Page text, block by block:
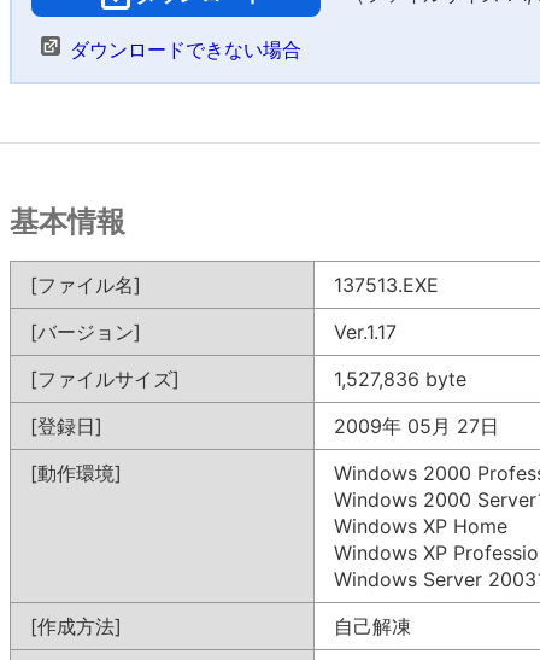
ダウンロードできない場合
基本情報
[ファイル名]
137513.EXE
[バージョン]
Ver.1.17
[ファイルサイズ]
1,527,836 byte
[登録日]
2009年 05月 27日
[動作環境]
Windows 2000
Windows 2000 Server
Windows XP Home
Windows XP
Windows Server 2003
[作成方法]
自己解凍